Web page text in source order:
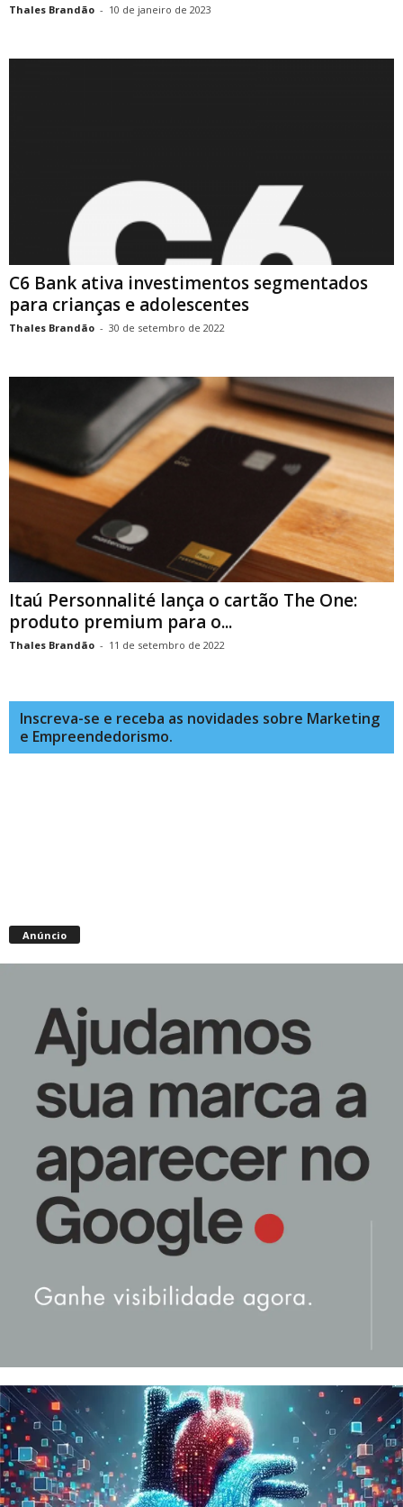
Thales Brandão - 10 de janeiro de 2023
C6 Bank ativa investimentos segmentados
para crianças e adolescentes
Thales Brandão - 30 de setembro de 2022
Itaú Personnalité lança o cartão The One:
produto premium para o...
Thales Brandão - 11 de setembro de 2022
Inscreva-se e receba as novidades sobre Marketing
e Empreendedorismo.
Anúncio